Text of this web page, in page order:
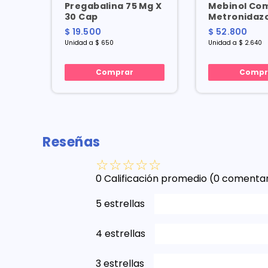
Pregabalina 75 Mg X
30 Cap
$ 19.500
Unidad a $ 650
Comprar
Mebinol
600/200 Mg
Cap
$ 52.800
Unidad a $ 2.640
Reseñas
☆☆☆☆☆
0 Calificación promedio (0
5 estrellas
4 estrellas
3 estrellas